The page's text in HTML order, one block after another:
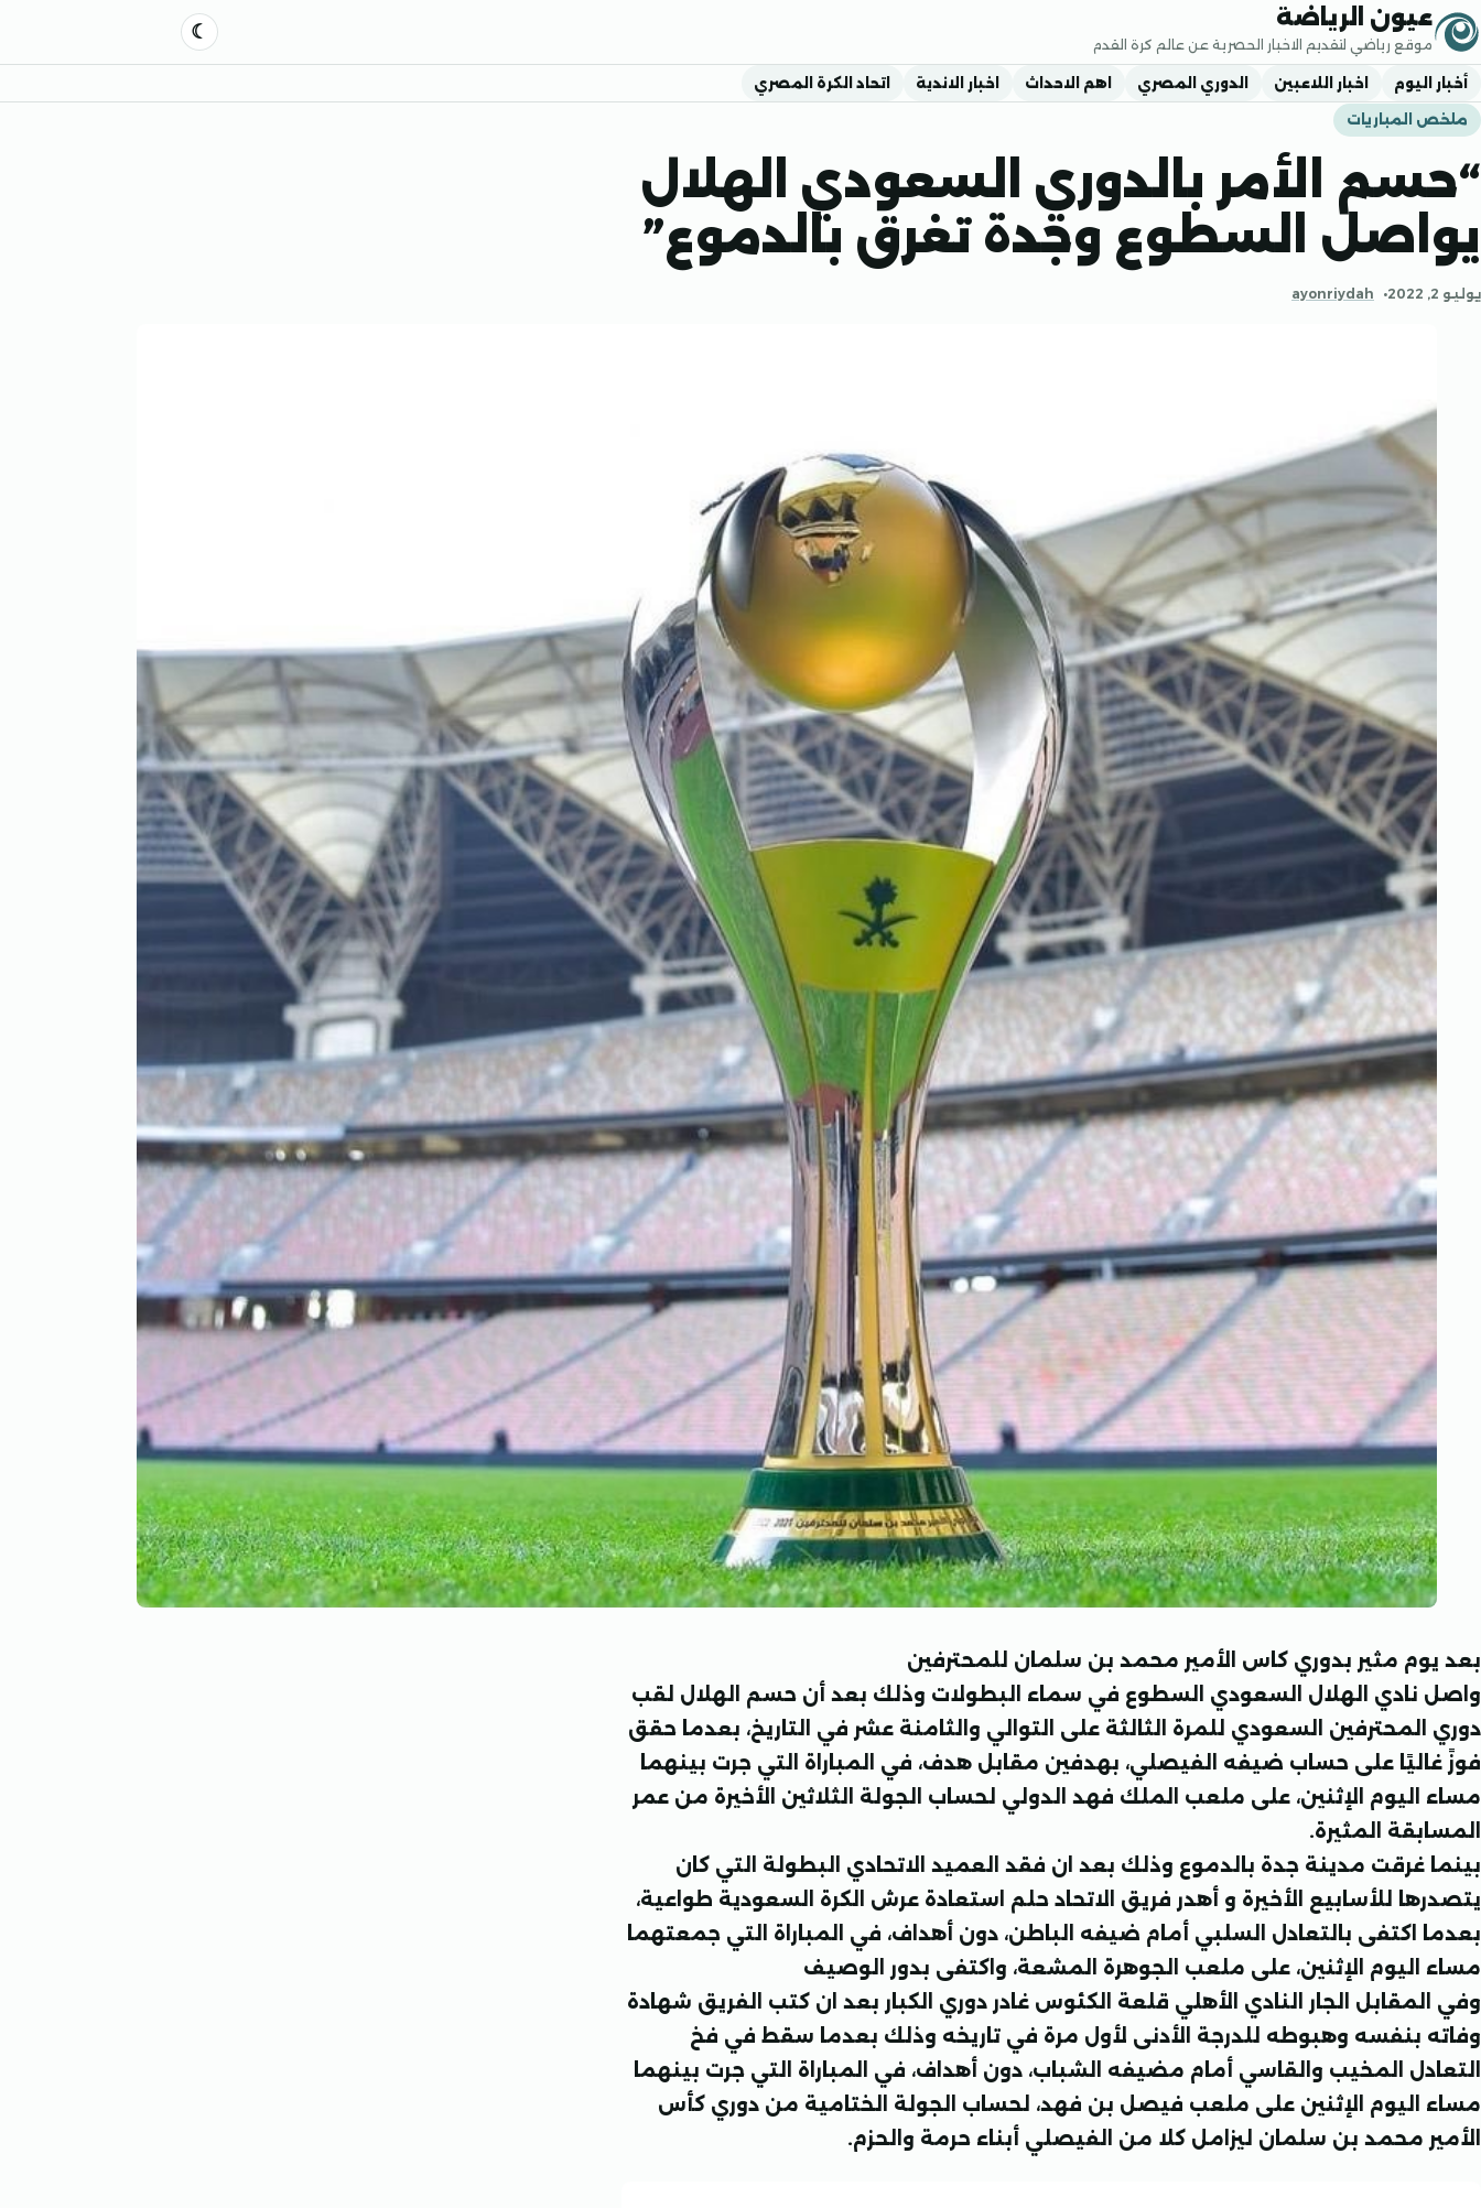
تجاوز إلى المحتوى
عيون الرياضة
موقع رياضي لتقديم الاخبار الحصرية عن عالم كرة القدم
أخبار اليوم اخبار اللاعبين الدوري المصري اهم الاحداث اخبار الاندية اتحاد الكرة المصري
ملخص المباريات
“حسم الأمر بالدوري السعودي الهلال
يواصل السطوع وجدة تغرق بالدموع”
يوليو 2, 2022 ayonriydah
بعد يوم مثير بدوري كاس الأمير محمد بن سلمان للمحترفين
واصل نادي الهلال السعودي السطوع في سماء البطولات وذلك بعد أن حسم الهلال لقب
دوري المحترفين السعودي للمرة الثالثة على التوالي والثامنة عشر في التاريخ، بعدما حقق
فوزً غاليًا على حساب ضيفه الفيصلي، بهدفين مقابل هدف، في المباراة التي جرت بينهما
مساء اليوم الإثنين، على ملعب الملك فهد الدولي لحساب الجولة الثلاثين الأخيرة من عمر
المسابقة المثيرة.
بينما غرقت مدينة جدة بالدموع وذلك بعد ان فقد العميد الاتحادي البطولة التي كان
يتصدرها للأسابيع الأخيرة و أهدر فريق الاتحاد حلم استعادة عرش الكرة السعودية طواعية،
بعدما اكتفى بالتعادل السلبي أمام ضيفه الباطن، دون أهداف، في المباراة التي جمعتهما
مساء اليوم الإثنين، على ملعب الجوهرة المشعة، واكتفى بدور الوصيف
وفي المقابل الجار النادي الأهلي قلعة الكئوس غادر دوري الكبار بعد ان كتب الفريق شهادة
وفاته بنفسه وهبوطه للدرجة الأدنى لأول مرة في تاريخه وذلك بعدما سقط في فخ
التعادل المخيب والقاسي أمام مضيفه الشباب، دون أهداف، في المباراة التي جرت بينهما
مساء اليوم الإثنين على ملعب فيصل بن فهد، لحساب الجولة الختامية من دوري كأس
الأمير محمد بن سلمان ليزامل كلا من الفيصلي أبناء حرمة والحزم.